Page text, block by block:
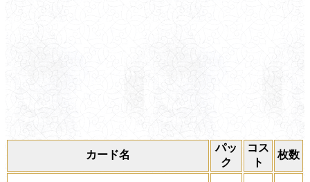
カード名
パッ
ク
コス
ト
枚数